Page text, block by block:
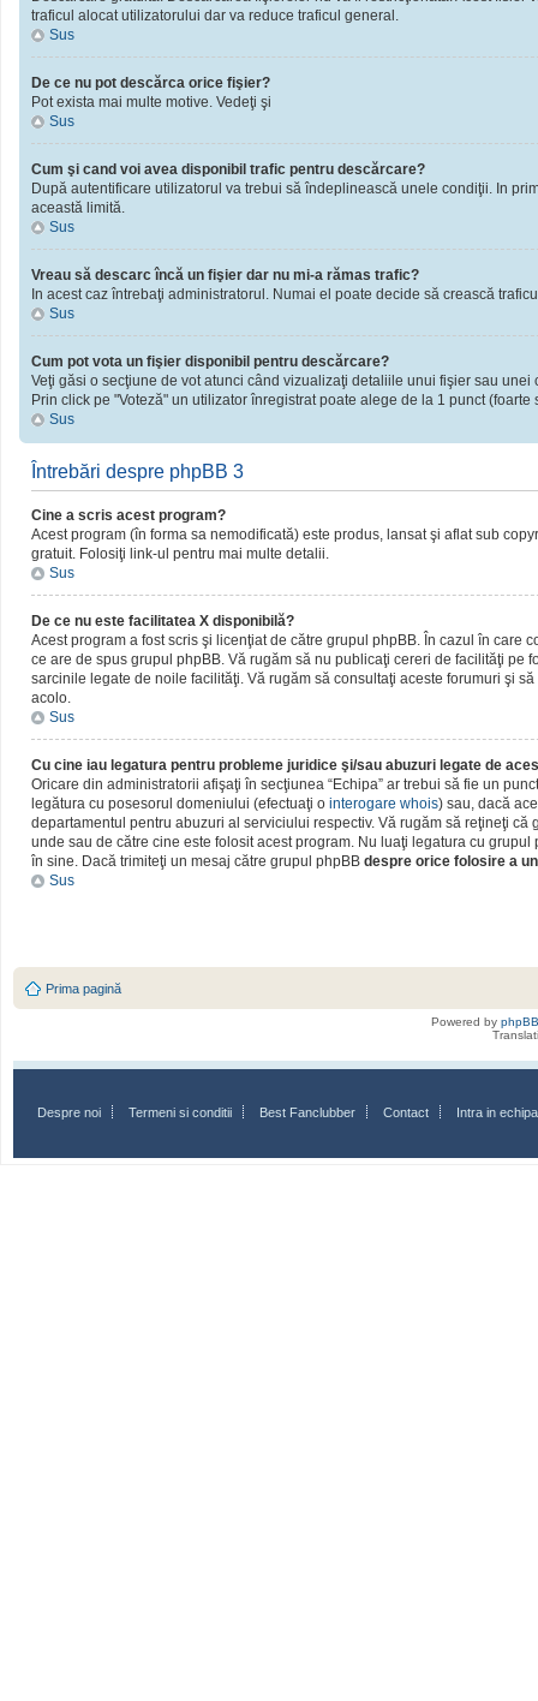
traficul alocat utilizatorului dar va reduce traficul general.
Sus
De ce nu pot descărca orice fişier?
Pot exista mai multe motive. Vedeţi şi
Sus
Cum şi cand voi avea disponibil trafic pentru descărcare?
După autentificare utilizatorul va trebui să îndeplinească unele condiţii. In
această limită.
Sus
Vreau să descarc încă un fişier dar nu mi-a rămas trafic?
In acest caz întrebaţi administratorul. Numai el poate decide să crească
Sus
Cum pot vota un fişier disponibil pentru descărcare?
Veţi găsi o secţiune de vot atunci când vizualizaţi detaliile unui fişier sau unei
Prin click pe "Voteză" un utilizator înregistrat poate alege de la 1 punct
Sus
Întrebări despre phpBB 3
Cine a scris acest program?
Acest program (în forma sa nemodificată) este produs, lansat şi aflat sub
gratuit. Folosiţi link-ul pentru mai multe detalii.
Sus
De ce nu este facilitatea X disponibilă?
Acest program a fost scris şi licenţiat de către grupul phpBB. În cazul în care
ce are de spus grupul phpBB. Vă rugăm să nu publicaţi cereri de facilităţi
sarcinile legate de noile facilităţi. Vă rugăm să consultaţi aceste forumuri şi
acolo.
Sus
Cu cine iau legatura pentru probleme juridice şi/sau abuzuri legate de
Oricare din administratorii afişaţi în secţiunea “Echipa” ar trebui să fie un
legătura cu posesorul domeniului (efectuaţi o interogare whois) sau, dacă
departamentul pentru abuzuri al serviciului respectiv. Vă rugăm să reţineţi că
unde sau de către cine este folosit acest program. Nu luaţi legatura cu
în sine. Dacă trimiteţi un mesaj către grupul phpBB despre orice folosire a
Sus
Prima pagină
Powered by phpBB
Despre noi Termeni si conditii Best Fanclubber Contact Intra in